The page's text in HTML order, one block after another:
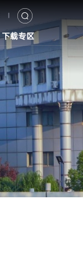
下载专区